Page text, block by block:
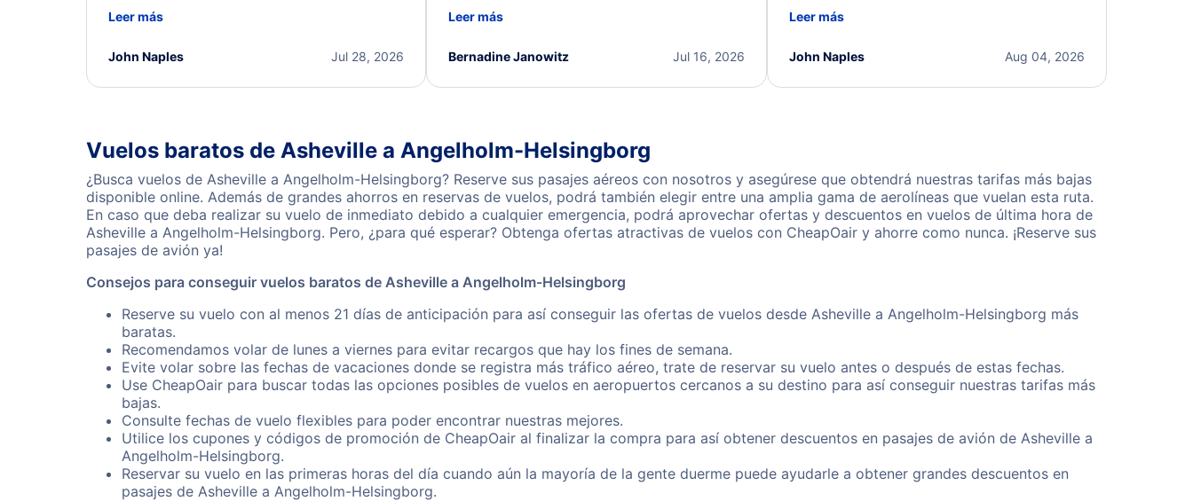
a solution and kept me informed of the next steps.
Leer más
Jul 28, 2026
John Naples
process. They quickly found alternative flight
I truly appreciate the excellent support and
Leer más
Jul 16, 2026
Bernadine Janowitz
beyond to resolve the issue. I'm grateful for the
Leer más
Aug 04, 2026
John Naples
Vuelos baratos de Asheville a Angelholm-Helsingborg
¿Busca vuelos de Asheville a Angelholm-Helsingborg? Reserve sus pasajes aéreos con nosotros y asegúrese que obtendrá nuestras tarifas más bajas
disponible online. Además de grandes ahorros en reservas de vuelos, podrá también elegir entre una amplia gama de aerolíneas que vuelan esta ruta.
En caso que deba realizar su vuelo de inmediato debido a cualquier emergencia, podrá aprovechar ofertas y descuentos en vuelos de última hora de
Asheville a Angelholm-Helsingborg. Pero, ¿para qué esperar? Obtenga ofertas atractivas de vuelos con CheapOair y ahorre como nunca. ¡Reserve sus
pasajes de avión ya!
Consejos para conseguir vuelos baratos de Asheville a Angelholm-Helsingborg
Reserve su vuelo con al menos 21 días de anticipación para así conseguir las ofertas de vuelos desde Asheville a Angelholm-Helsingborg más
baratas.
Recomendamos volar de lunes a viernes para evitar recargos que hay los fines de semana.
Evite volar sobre las fechas de vacaciones donde se registra más tráfico aéreo, trate de reservar su vuelo antes o después de estas fechas.
Use CheapOair para buscar todas las opciones posibles de vuelos en aeropuertos cercanos a su destino para así conseguir nuestras tarifas más
bajas.
Consulte fechas de vuelo flexibles para poder encontrar nuestras mejores.
Utilice los cupones y códigos de promoción de CheapOair al finalizar la compra para así obtener descuentos en pasajes de avión de Asheville a
Angelholm-Helsingborg.
Reservar su vuelo en las primeras horas del día cuando aún la mayoría de la gente duerme puede ayudarle a obtener grandes descuentos en
pasajes de Asheville a Angelholm-Helsingborg.